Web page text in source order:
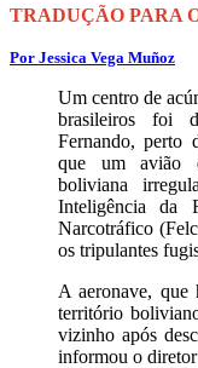
TRADUÇÃO PARA
Por Jessica Vega Muñoz
Um centro de
brasileiros foi
Fernando, perto
que um avião
boliviana
Inteligência da
Narcotráfico
os tripulantes
A aeronave, que
território
vizinho após
informou o